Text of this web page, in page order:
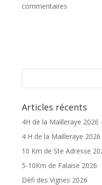
commentaires
Articles récents
4H de la Mailleraye 2026
4 H de la Mailleraye 2026
10 Km de Ste Adresse
5-10Km de Falaise 2026
Défi des Vignes 2026